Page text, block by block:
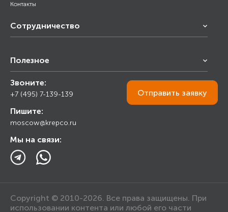
Контакты
Сотрудничество
Снабжение строительства
Торговым организациям
Полезное
Калькулятор
Прайс лист
Ответы на вопросы
Блог
Звоните:
+7 (495) 7-139-139
Пишите:
moscow@krepco.ru
Мы на связи:
Отправить заявку
Copyright © 2010-2026. Все права защищены. При
использовании контента или любой его части